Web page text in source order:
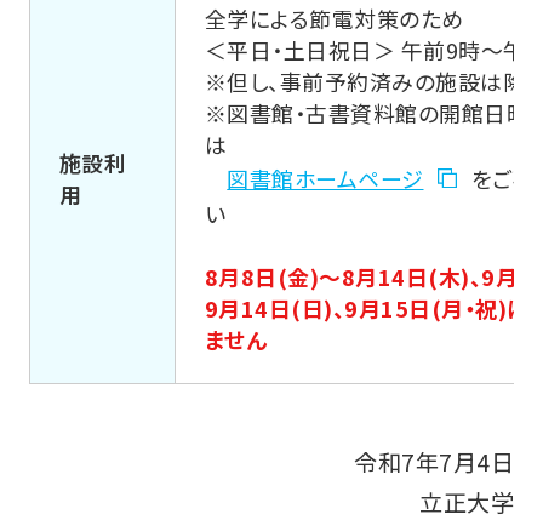
施設利
用
全学による節電対策のため
＜平日・土日祝日＞ 午前9時～午
※但し、事前予約済みの施設は除く
※図書館・古書資料館の開館日時
は
図書館ホームページ
をご確
い
8月8日(金)～8月14日(木)、9月7
9月14日(日)、9月15日(月・祝)は
ません
令和7年7月4日
立正大学